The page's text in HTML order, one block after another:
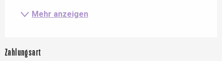
Mehr anzeigen
Zahlungsart